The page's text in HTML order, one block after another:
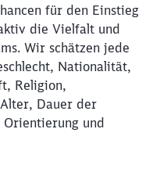
für den Einstieg
die Vielfalt und
Wir schätzen jede
Nationalität,
Religion,
Dauer der
und